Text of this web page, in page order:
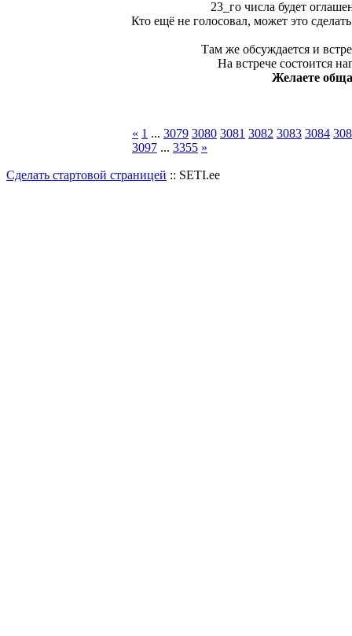
23_го числа будет
Кто ещё не голосовал, может это
Там же обсуждается и
На встрече состоится
Желаете
« 1 ... 3079 3080 3081 3082 3083 3084
3097 ... 3355 »
Сделать стартовой страницей :: SETI.ee